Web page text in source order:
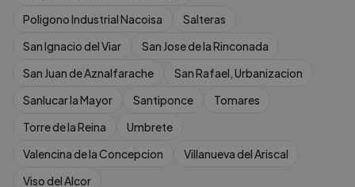
Poligono Industrial Nacoisa
Salteras
San Ignacio del Viar
San Jose de la Rinconada
San Juan de Aznalfarache
San Rafael, Urbanizacion
Sanlucar la Mayor
Santiponce
Tomares
Torre de la Reina
Umbrete
Valencina de la Concepcion
Villanueva del Ariscal
Viso del Alcor